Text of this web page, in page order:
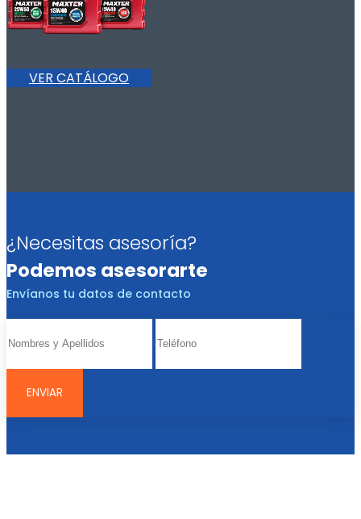
VER CATÁLOGO
¿Necesitas asesoría?
Podemos asesorarte
Envíanos tu datos de contacto